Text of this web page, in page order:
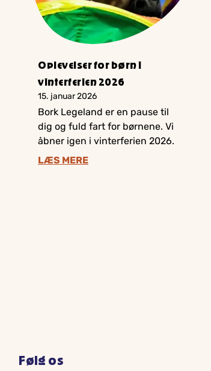
Oplevelser for børn i
vinterferien 2026
15. januar 2026
Bork Legeland er en pause til
dig og fuld fart for børnene. Vi
åbner igen i vinterferien 2026.
LÆS MERE
Følg os